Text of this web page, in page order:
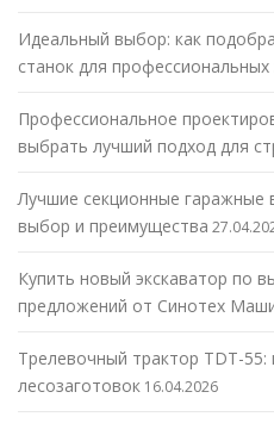
Идеальный выбор: как
станок для профессиональных
Профессиональное
выбрать лучший подход для
Лучшие секционные гаражные
выбор и преимущества
Купить новый экскаватор по
предложений от Синотех
Трелевочный трактор TDT-
лесозаготовок 16.04.2026